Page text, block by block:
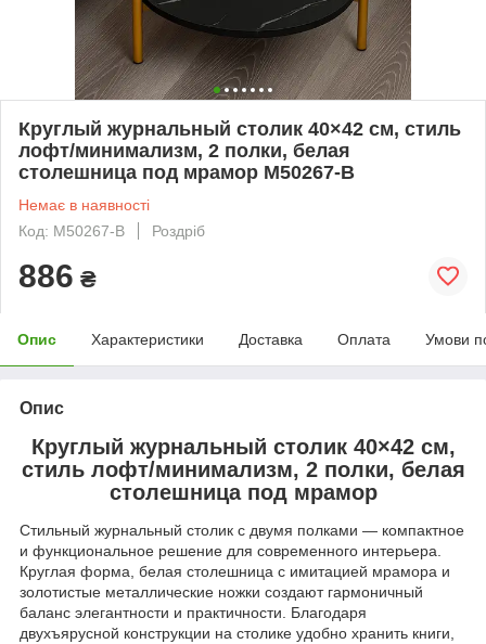
Круглый журнальный столик 40×42 см, стиль
лофт/минимализм, 2 полки, белая
столешница под мрамор M50267-B
Немає в наявності
Код: M50267-B
Роздріб
886 ₴
Опис Характеристики Доставка Оплата Умови
Опис
Круглый журнальный столик 40×42 см,
стиль лофт/минимализм, 2 полки, белая
столешница под мрамор
Стильный журнальный столик с двумя полками — компактное
и функциональное решение для современного интерьера.
Круглая форма, белая столешница с имитацией мрамора и
золотистые металлические ножки создают гармоничный
баланс элегантности и практичности. Благодаря
двухъярусной конструкции на столике удобно хранить книги,